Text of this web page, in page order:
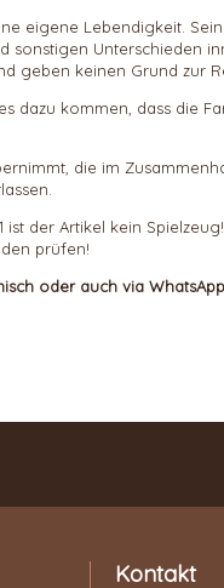
eigene Lebendigkeit.
Unterschieden
geben keinen Grund zur
dazu kommen, dass die
die im
der Artikel kein
prüfen!
oder auch via WhatsApp
Kontakt